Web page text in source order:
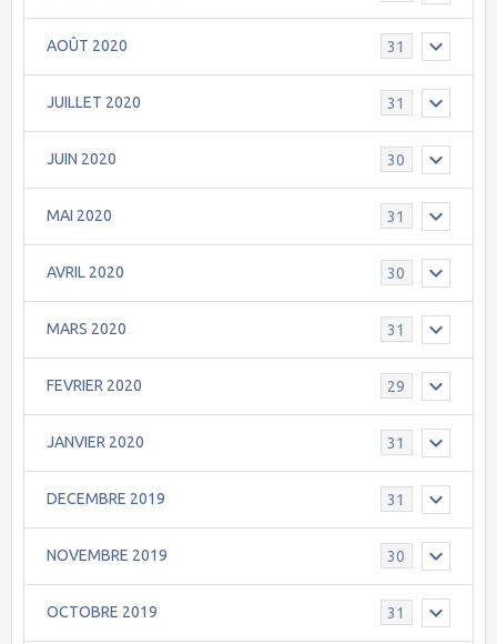
AOÛT 2020 31
JUILLET 2020 31
JUIN 2020 30
MAI 2020 31
AVRIL 2020 30
MARS 2020 31
FEVRIER 2020 29
JANVIER 2020 31
DECEMBRE 2019 31
NOVEMBRE 2019 30
OCTOBRE 2019 31